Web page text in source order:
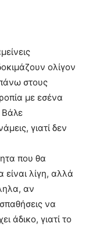
ολίγον
στους
με εσένα
Βάλε
γιατί δεν
που θα
είναι λίγη, αλλά
αν
να
άδικο, γιατί το